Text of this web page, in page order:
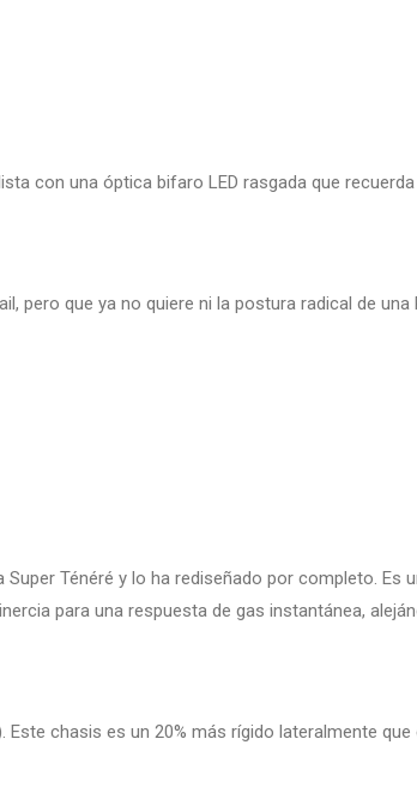
con una óptica bifaro LED rasgada que
que ya no quiere ni la postura radical de
Ténéré y lo ha rediseñado por completo. Es
para una respuesta de gas instantánea,
chasis es un 20% más rígido lateralmente